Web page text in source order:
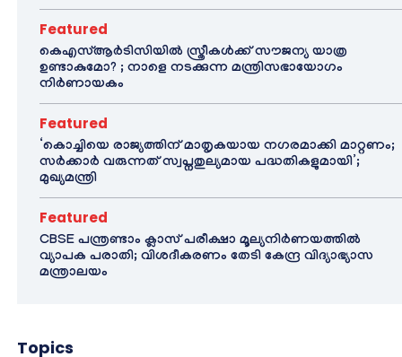
Featured
കെഎസ്ആർടിസിയിൽ സ്ത്രീകൾക്ക് സൗജന്യ യാത്ര
ഉണ്ടാകുമോ? ; നാളെ നടക്കുന്ന മന്ത്രിസഭായോഗം
നിർണായകം
Featured
‘കൊച്ചിയെ രാജ്യത്തിന് മാതൃകയായ നഗരമാക്കി മാറ്റണം;
സർക്കാർ വരുന്നത് സ്വപ്നതുല്യമായ പദ്ധതികളുമായി’;
മുഖ്യമന്ത്രി
Featured
CBSE പന്ത്രണ്ടാം ക്ലാസ് പരീക്ഷാ മൂല്യനിർണയത്തിൽ
വ്യാപക പരാതി; വിശദീകരണം തേടി കേന്ദ്ര വിദ്യാഭ്യാസ
മന്ത്രാലയം
Topics